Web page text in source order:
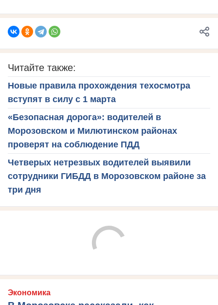
Читайте также:
Новые правила прохождения техосмотра
вступят в силу с 1 марта
«Безопасная дорога»: водителей в
Морозовском и Милютинском районах
проверят на соблюдение ПДД
Четверых нетрезвых водителей выявили
сотрудники ГИБДД в Морозовском районе за
три дня
Экономика